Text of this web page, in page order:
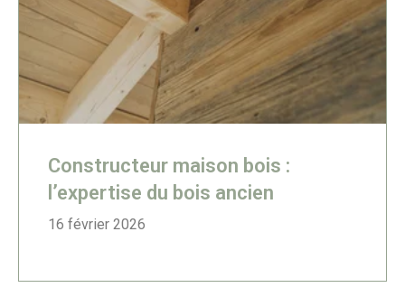
Constructeur maison bois :
l’expertise du bois ancien
16 février 2026